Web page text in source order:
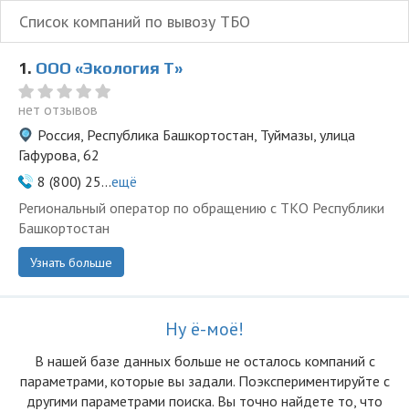
Список компаний по вывозу ТБО
1. ООО «Экология Т»
нет отзывов
Россия, Республика Башкортостан, Туймазы, улица
Гафурова, 62
8 (800) 25...ещё
Региональный оператор по обращению с ТКО Республики
Башкортостан
Узнать больше
Ну ё-моё!
В нашей базе данных больше не осталоcь компаний с
параметрами, которые вы задали. Поэкспериментируйте с
другими параметрами поиска. Вы точно найдете то, что